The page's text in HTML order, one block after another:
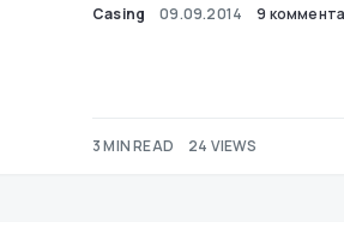
Casing 09.09.2014 9
3 MIN READ 24 VIEWS